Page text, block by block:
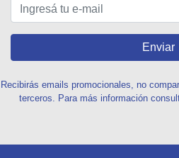
Enviar
Recibirás emails promocionales, no
terceros. Para más información